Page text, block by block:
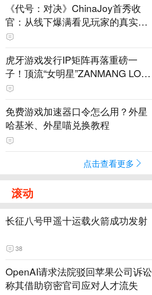
《代号：对决》ChinaJoy首秀收
官：从线下爆满看见玩家的真实期
待
虎牙游戏发行IP矩阵再落重磅一
子！顶流“女明星”ZANMANG LOO
PY 正版3D消除手游《消消奇遇》
惊喜曝光
免费游戏加速器口令怎么用？外星
哈基米、外星喵兑换教程
点击查看更多
滚动
长征八号甲遥十运载火箭成功发射
38
OpenAI请求法院驳回苹果公司诉讼
称其借助窃密官司应对人才流失